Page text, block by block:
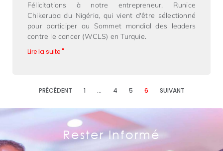
Félicitations à notre entrepreneur, Runice
Chikeruba du Nigéria, qui vient d'être sélectionné
pour participer au Sommet mondial des leaders
contre le cancer (WCLS) en Turquie.
Lire la suite "
PRÉCÉDENT 1 … 4 5 6 SUIVANT
Rester Informé